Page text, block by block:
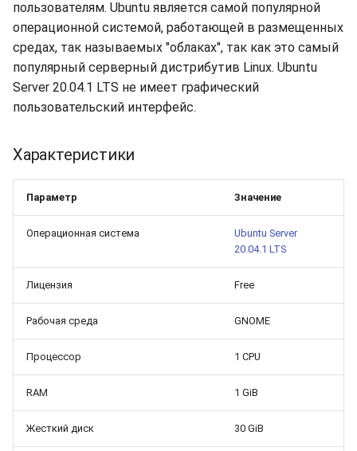
s
a
h
i
Доступность
Безопасность
Интеграция
Отчёты
Расписание проверок
Как добавить новый диск
в Linux?
Boot-меню виртуальной
машины
SSH
Бэкапы
Поиск
Удаление файлов
Синхронизация с
Gateways
Способы подключений
Гайды
пользователям. Ubuntu является самой популярной
операционной системой, работающей в размещенных
средах, так называемых "облаках", так как это самый
популярный серверный дистрибутив Linux. Ubuntu
Server 20.04.1 LTS не имеет графический
пользовательский интерфейс.
Характеристики
Параметр Значение
Операционная система
Ubuntu Server
20.04.1 LTS
Лицензия Free
Рабочая среда GNOME
Процессор 1 CPU
RAM 1 GiB
Жесткий диск 30 GiB